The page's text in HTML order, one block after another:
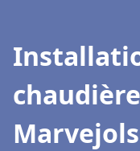
Marvejols